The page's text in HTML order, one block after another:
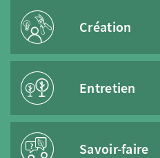
Création
Entretien
Savoir-faire